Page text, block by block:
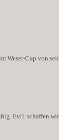
Weser-Cup von
Evtl. schaffen